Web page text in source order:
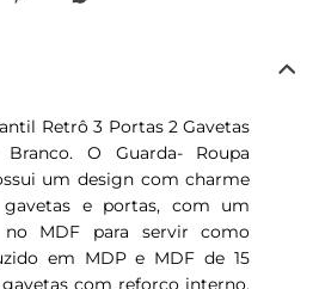
Retrô 3 Portas 2 Gavetas
Branco. O Guarda- Roupa
um design com charme
e portas, com um
no MDF para servir como
em MDP e MDF de 15
com reforço interno,